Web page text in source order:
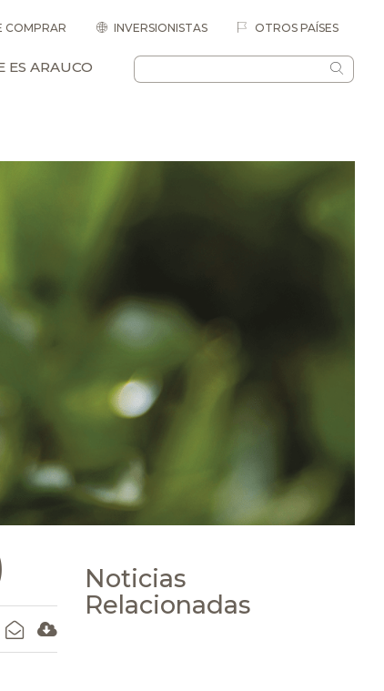
COMPRAR INVERSIONISTAS OTROS PAÍSES
ES ARAUCO
Noticias
Relacionadas